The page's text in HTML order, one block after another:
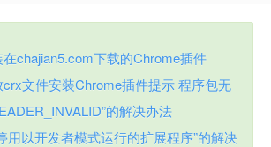
chajian5.com下载的Chrome插件
文件安装Chrome插件提示 程序包无
的解决办法
用以开发者模式运行的扩展程序”的解决